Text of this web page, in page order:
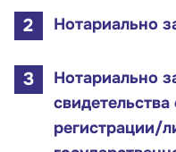
Нотариально
Нотариально
регистрации/